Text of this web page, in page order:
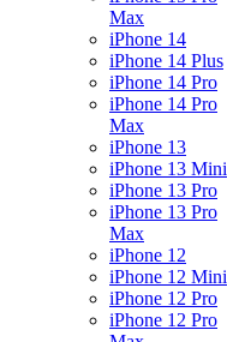
Max
iPhone 14
iPhone 14 Plus
iPhone 14 Pro
iPhone 14 Pro
Max
iPhone 13
iPhone 13 Mini
iPhone 13 Pro
iPhone 13 Pro
Max
iPhone 12
iPhone 12 Mini
iPhone 12 Pro
iPhone 12 Pro